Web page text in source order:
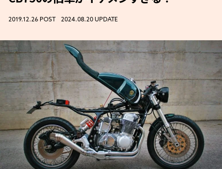
2019.12.26 POST 2024.08.20 UPDATE